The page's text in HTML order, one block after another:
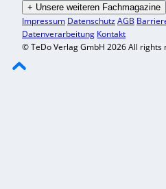
+ Unsere weiteren Fachmagazine
Impressum DatenschutzAGB
Datenverarbeitung Kontakt
© TeDo Verlag GmbH 2026 All rights